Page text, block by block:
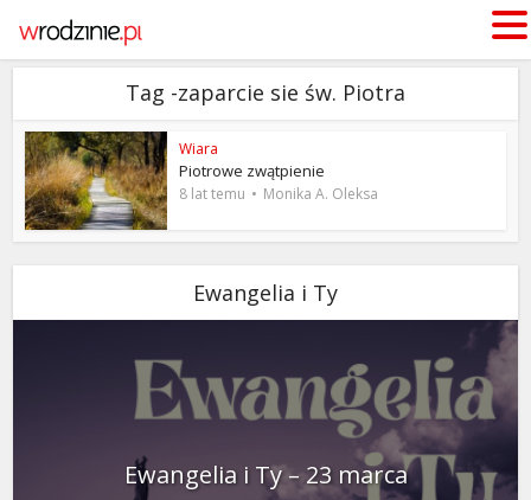
Tag -zaparcie sie św. Piotra
Wiara
Piotrowe zwątpienie
8 lat temu Monika A. Oleksa
Ewangelia i Ty
Ewangelia i Ty – 23 marca